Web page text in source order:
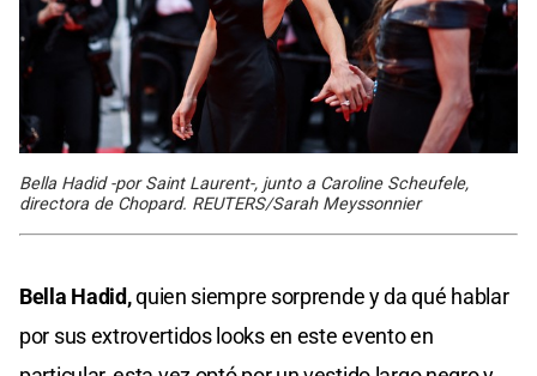
Bella Hadid -por Saint Laurent-, junto a Caroline Scheufele,
directora de Chopard. REUTERS/Sarah Meyssonnier
Bella Hadid,quien siempre sorprende y da qué hablar
por sus extrovertidos looks en este evento en